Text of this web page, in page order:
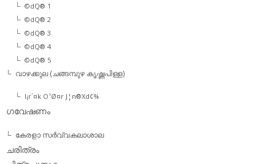
©dQ® 1
©dQ® 2
©dQ® 3
©dQ® 4
©dQ® 5
വാഴക്കുല (ചങ്ങമ്പുഴ കൃഷ്ണപിള്ള)
l¡r´¤k O¹Ø¤r J¦n®Xd¢¾
ഗവേഷണം
കേരളാ സര്‍വ്വകലാശാല
ചരിത്രം